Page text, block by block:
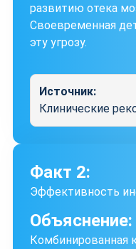
развитию отека
Своевременная
эту угрозу.
Источник:
Клинические
Факт 2:
Эффективность
Объяснение:
Комбинированная